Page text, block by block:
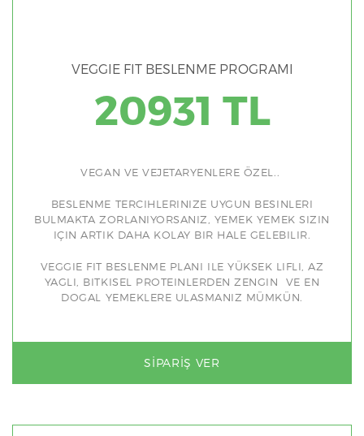
VEGGIE FIT BESLENME PROGRAMI
20931 TL
VEGAN VE VEJETARYENLERE ÖZEL..
BESLENME TERCIHLERINIZE UYGUN BESINLERI
BULMAKTA ZORLANIYORSANIZ, YEMEK YEMEK SIZIN
IÇIN ARTIK DAHA KOLAY BIR HALE GELEBILIR.
VEGGIE FIT BESLENME PLANI ILE YÜKSEK LIFLI, AZ
YAGLI, BITKISEL PROTEINLERDEN ZENGIN VE EN
DOGAL YEMEKLERE ULASMANIZ MÜMKÜN.
SIPARIŞ VER